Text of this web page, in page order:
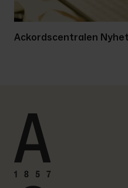
Ackordscentralen